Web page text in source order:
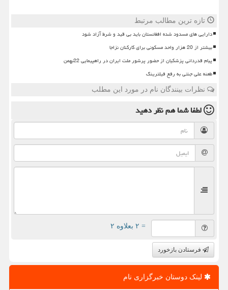
تازه ترین مطالب مرتبط
دارایی های مسدود شده افغانستان باید بی قید و شرط آزاد شود
بیشتر از 20 هزار واحد مسکونی برای کارکنان نزاجا
پیام قدردانی پزشکیان از حضور پرشور ملت ایران در راهپیمایی 22بهمن
طعنه علی جنتی به رفع فیلترینگ
نظرات بینندگان نام در مورد این مطلب
لطفا شما همنظر دهید
= ۲ بعلاوه ۲
فرستادن بازخورد
لینک دوستان خبرگزاری نام